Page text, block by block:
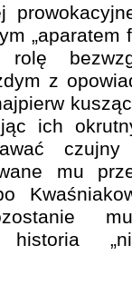
„aparatem
z
ich
mu
historia